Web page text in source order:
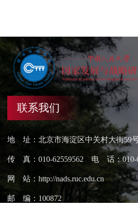
联系我们
地 址：北京市海淀区中关村大街59
传 真：010-62559562 电 话：010-
网 站：http://nads.ruc.edu.cn
邮 编：100872